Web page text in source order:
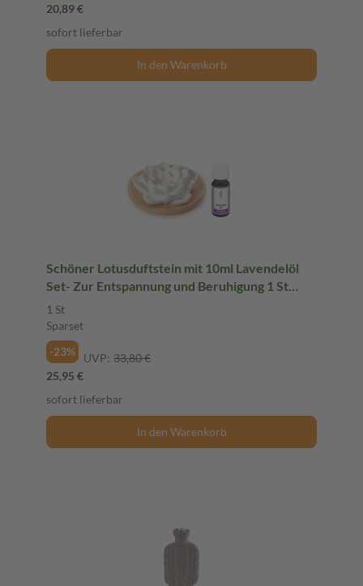
20,89 €
sofort lieferbar
In den Warenkorb
Schöner Lotusduftstein mit 10ml Lavendelöl
Set- Zur Entspannung und Beruhigung 1 St
Sparset
1 St
Sparset
-23%
UVP: 33,80 €
25,95 €
sofort lieferbar
In den Warenkorb